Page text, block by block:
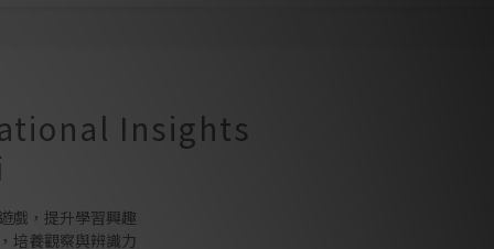
Insights
戲，提升學習興趣
培養觀察與辨識力